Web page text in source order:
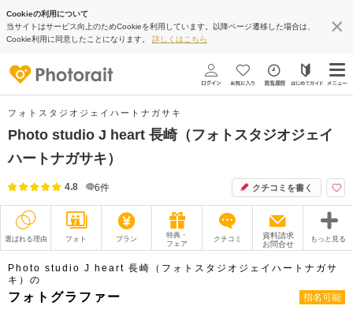
Cookieの利用について
当サイトはサービス向上のためCookieを利用しています。以降ページ遷移した場合は、
Cookie利用に同意したことになります。 詳しくはこちら
フォトスタジオジェイハートナガサキ
Photo studio J heart 長崎（フォトスタジオジェイ
ハートナガサキ）
4.8 6件 クチコミを書く
選ばれる理由 フォト プラン
特典・
フェア
クチコミ
資料請求
お問合せ
もっと見る
撮影レポート フォトグラファー
衣装
Photo studio J heart 長崎（フォトスタジオジェイハートナガサ
キ）の
フォトグラファー 指名可能